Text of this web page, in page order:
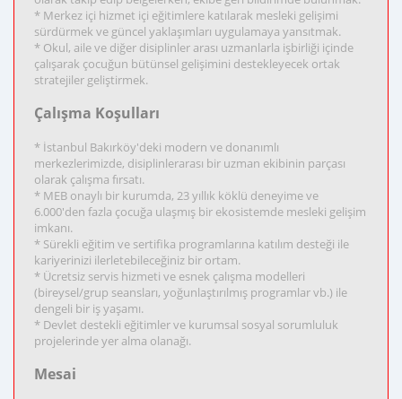
* Merkez içi hizmet içi eğitimlere katılarak mesleki gelişimi
sürdürmek ve güncel yaklaşımları uygulamaya yansıtmak.
* Okul, aile ve diğer disiplinler arası uzmanlarla işbirliği içinde
çalışarak çocuğun bütünsel gelişimini destekleyecek ortak
stratejiler geliştirmek.
Çalışma Koşulları
* İstanbul Bakırköy'deki modern ve donanımlı
merkezlerimizde, disiplinlerarası bir uzman ekibinin parçası
olarak çalışma fırsatı.
* MEB onaylı bir kurumda, 23 yıllık köklü deneyime ve
6.000'den fazla çocuğa ulaşmış bir ekosistemde mesleki gelişim
imkanı.
* Sürekli eğitim ve sertifika programlarına katılım desteği ile
kariyerinizi ilerletebileceğiniz bir ortam.
* Ücretsiz servis hizmeti ve esnek çalışma modelleri
(bireysel/grup seansları, yoğunlaştırılmış programlar vb.) ile
dengeli bir iş yaşamı.
* Devlet destekli eğitimler ve kurumsal sosyal sorumluluk
projelerinde yer alma olanağı.
Mesai